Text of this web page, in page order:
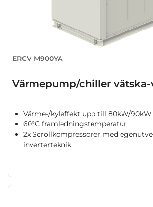
ERCV-M900YA
Värmepump/chiller
Värme-/kyleffekt upp till 80kW/90kW
60°C framledningstemperatur
2x Scrollkompressorer med
inverterteknik